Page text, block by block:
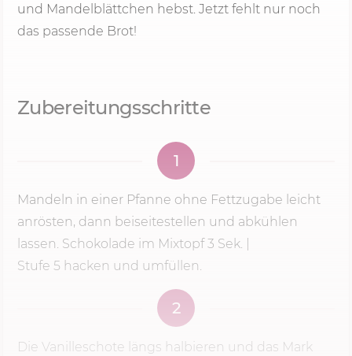
und Mandelblättchen hebst. Jetzt fehlt nur noch
das passende Brot!
Zubereitungsschritte
1
Mandeln in einer Pfanne ohne Fettzugabe leicht
anrösten, dann beiseitestellen und abkühlen
lassen. Schokolade im Mixtopf 3 Sek.
Stufe 5 hacken und umfüllen.
2
Die Vanilleschote längs halbieren und das Mark